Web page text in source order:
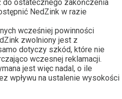
do ostatecznego zakończenia
NedZink w razie
wcześniej powinności
zwolniony jest z
dotyczy szkód, które nie
wczesnej reklamacji.
jest więc nadal, o ile
wpływu na ustalenie wysokości